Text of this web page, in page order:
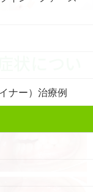
につい
ナー）治療例